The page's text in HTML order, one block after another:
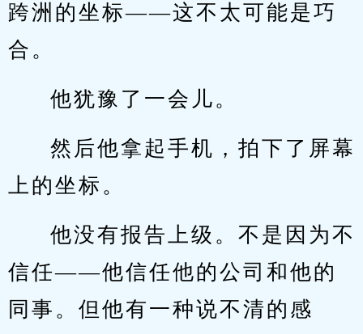
跨洲的坐标——这不太可能是巧
合。
他犹豫了一会儿。
然后他拿起手机，拍下了屏幕
上的坐标。
他没有报告上级。不是因为不
信任——他信任他的公司和他的
同事。但他有一种说不清的感